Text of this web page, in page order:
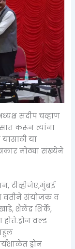
संदीप चव्हाण
करून त्यांना
या
मोठ्या संख्येने
टीव्हीजेए,मुंबई
वतीने संयोजक व
शैलेंद्र शिर्के,
वल्ड
ड्रोन